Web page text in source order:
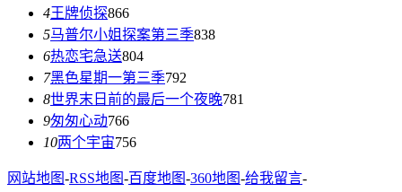
4王牌侦探866
5马普尔小姐探案第三季838
6热恋宅急送804
7黑色星期一第三季792
8世界末日前的最后一个夜晚781
9匆匆心动766
10两个宇宙756
网站地图-RSS地图-百度地图-360地图-给我留言-